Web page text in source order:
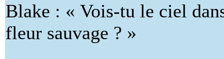
Blake : « Vois-tu le ciel
fleur sauvage ? »